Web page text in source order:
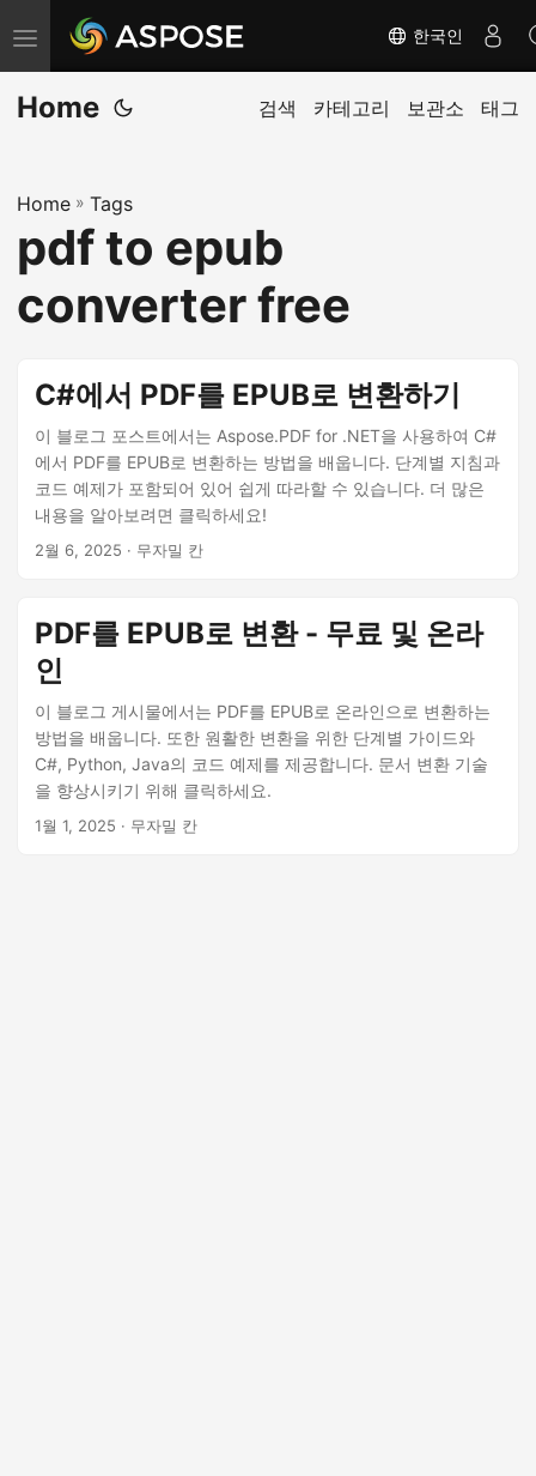
탐
색
전
한국인
Home 검색 카테고리 보관소 태그
Home » Tags
pdf to epub
converter free
C#에서 PDF를 EPUB로 변환하기
이 블로그 포스트에서는 Aspose.PDF for .NET을 사용하여 C#
에서 PDF를 EPUB로 변환하는 방법을 배웁니다. 단계별 지침과
코드 예제가 포함되어 있어 쉽게 따라할 수 있습니다. 더 많은
내용을 알아보려면 클릭하세요!
2월 6, 2025 · 무자밀 칸
PDF를 EPUB로 변환 - 무료 및 온라
인
이 블로그 게시물에서는 PDF를 EPUB로 온라인으로 변환하는
방법을 배웁니다. 또한 원활한 변환을 위한 단계별 가이드와
C#, Python, Java의 코드 예제를 제공합니다. 문서 변환 기술
을 향상시키기 위해 클릭하세요.
1월 1, 2025 · 무자밀 칸